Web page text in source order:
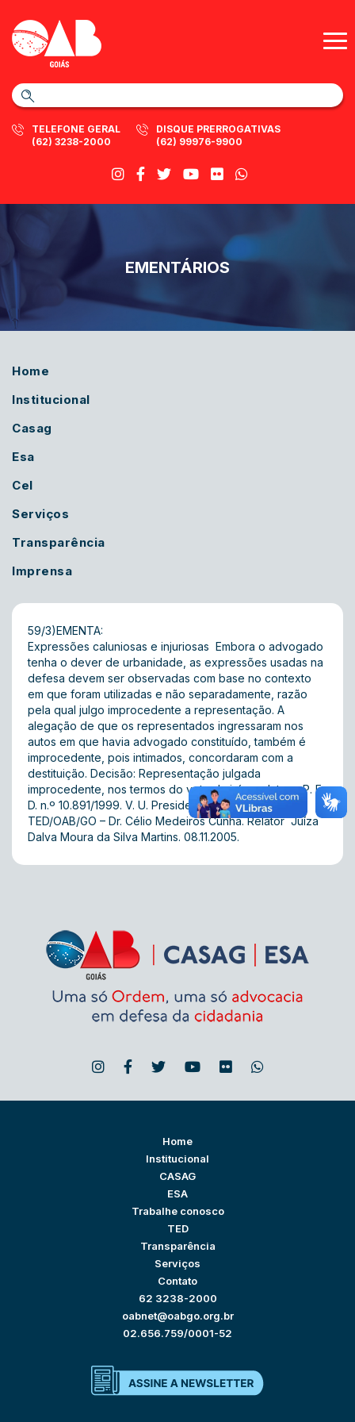
TELEFONE GERAL
(62) 3238-2000
DISQUE PRERROGATIVAS
(62) 99976-9900
EMENTÁRIOS
Home
Institucional
Casag
Esa
Cel
Serviços
Transparência
Imprensa
59/3)EMENTA:
Expressões caluniosas e injuriosas  Embora o advogado
tenha o dever de urbanidade, as expressões usadas na
defesa devem ser observadas com base no contexto
em que foram utilizadas e não separadamente, razão
pela qual julgo improcedente a representação. A
alegação de que os representados ingressaram nos
autos em que havia advogado constituído, também é
improcedente, pois intimados, concordaram com a
destituição. Decisão: Representação julgada
improcedente, nos termos do voto da juíza relatora. P. E.
D. n.º 10.891/1999. V. U. Presidente da 1ª Turma do
TED/OAB/GO – Dr. Célio Medeiros Cunha. Relator  Juíza
Dalva Moura da Silva Martins. 08.11.2005.
Home
Institucional
CASAG
ESA
Trabalhe conosco
TED
Transparência
Serviços
Contato
62 3238-2000
oabnet@oabgo.org.br
02.656.759/0001-52